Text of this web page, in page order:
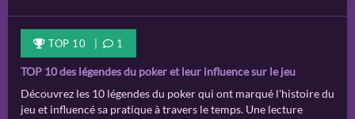
TOP 10 | 1
TOP 10 des légendes du poker et leur influence sur le jeu
Découvrez les 10 légendes du poker qui ont marqué l'histoire du
jeu et influencé sa pratique à travers le temps. Une lecture